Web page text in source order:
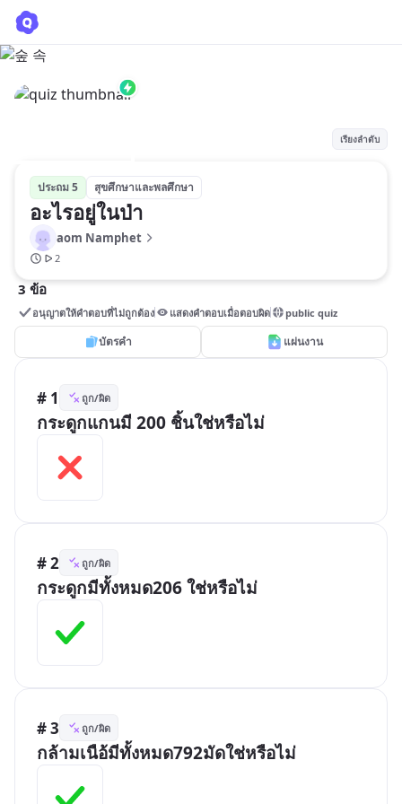
เรียงลำดับ
ประถม 5 สุขศึกษาและพลศึกษา
อะไรอยู่ในป่า
aom Namphet
2
3 ข้อ
อนุญาตให้คำตอบที่ไม่ถูกต้อง แสดงคำตอบเมื่อตอบผิด public quiz
บัตรคำ แผ่นงาน
# 1 ถูก/ผิด
กระดูกแกนมี 200 ชิ้นใช่หรือไม่
# 2 ถูก/ผิด
กระดูกมีทั้งหมด206 ใช่หรือไม่
# 3 ถูก/ผิด
กล้ามเนือ้มีทั้งหมด792มัดใช่หรือไม่